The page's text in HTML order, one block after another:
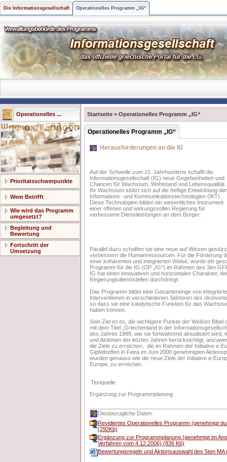
Die Informationsgesellschaft Operationelles Programm „IG“
Operationelles ...
Prioritatsschwerpunkte
Wem Betrifft
Wie wird das Programm
umgesetzt?
Begleitung und
Bewertung
Fortschritt der
Umsetzung
Startseite > Operationelles Programm „IG“
Operationelles Programm „IG“
Herausforderungen an die IG
Auf der Schwelle zum 21. Jahrhunderts schafft die
Informationsgesellschaft (IG) neue Gegebenheiten und
Chancen für Wachstum, Wohlstand und Lebensqualität.
Ihr Wachstum stützt sich auf die heftige Entwicklung der
Informations- und Kommunikationstechnologien (IKT).
Diese Technologien bilden ein wesentliches Instrument
einer offenen und wirkungsvollen Regierung für
verbesserte Dienstleistungen an dem Bürger.
Parallel dazu schaffen sie eine neue auf Wissen
verbessern die Humanressourcen. Für die Förderung
einer kohärenten und integrierten Weise, wurde ein
Programm für die IG (OP „IG“) im Rahmen des 3en
IG hat einen innovativen und horizontalen Charakter,
Regierungsdienststellen durchdringt.
Das Programm bildet eine Gesamtmenge von
Interventionen in verschiedenen Sektoren des
so dass sie eine katalytische Funktion für das
haben können.
Sein Ziel ist es, die wichtigere Punkte der Weißen Bibel
mit dem Titel „Griechenland in der
des Jahres 1999, wie sie fortwährend aktualisiert wird,
und Aktionen der letzten Jahren berücksichtigt,
die Ziele zu erreichen, die im Rahmen der Initiative e-
Gipfeltreffen in Feira im Juni 2000 genehmigten
wurden genauso wie die neue Ziele der Initiative e-
Europe, zu erreichen.
Textquelle
Ergänzung zur Programmplanung
Diesbezugliche Daten:
Revidiertes Operationelles Programm (genehmigt
(292Kb)
Ergänzung zur Programmplanung (genehmigt im
Verfahren vom 4.12.2006) (836 Kb)
Bewertungsregeln und Aktionsauswahl des 5ten MA